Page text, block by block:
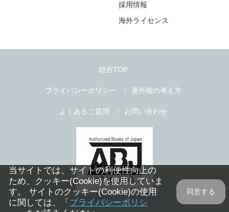
採用情報
海外ライセンス
総合TOP
プライバシーポリシー 著作権の考え方
よくあるご質問 お問い合わせ
Copyright© libre inc. All Rights Reserved.
当サイトでは、サイトの利便性向上の
ため、クッキー(Cookie)を使用していま
す。 サイトのクッキー(Cookie)の使用
に関しては、「 プライバシーポリシ
同意する